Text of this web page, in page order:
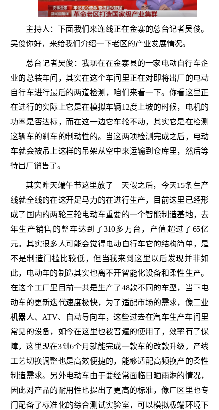
主持人：下面我们来连线正在金寨的总台记者吴俊。
吴俊你好，来给我们介绍一下老区的产业发展情况。
总台记者吴俊：我现在在金寨县的一家电动自行车企
业的总装车间，其实在这个车间里正在对即将出厂的电动
自行车进行最后的两道检测，咱们来看一下。你看这里正
在进行的实际上它是在模拟车辆12度上坡的时候，电机的
功率是否达标，而在这一边它车轮不动，其实它是在检测
这辆车的刹车的制动性的。当这两项检测完成之后，电动
车就会被吊上这样的吊架从空中来运输到仓库里，然后等
待出厂销售了。
其实昨天端午节这里放了一天假之后，今天15条生产
线就全线的在这开足马力的在进行生产，目前这里已经形
成了国内的两轮三轮电动车重要的一个智能制造基地，去
年生产销售的整车达到了310多万台，产值超过了65亿
元。其实很多人可能会觉得电动自行车它的结构简单，是
不是制造门槛比较低，但当我来到这里以后发现并非如
此，电动车的制造其实也离不开智能化设备和柔性生产。
在这个工厂里目前一共是生产了48款不同的车型，当下电
动车的更新迭代速度极快，为了适配市场的需求，像工业
机器人、ATV、自动导向车，这些过去在汽车生产车间里
常见的设备，如今在这里也被普遍的使用了，效率有了保
障，这里现在3到6个月就能完成一款车的改款升级，产线
工艺切换调整也是高效便捷的，能够适配高频换产的柔性
制造需求。另外电动车由于要经常面临日晒雨淋的情况，
因此对产品的耐用性也提出了更高的标准，像厂区里也专
门配备了标准化的综合测试实验室，可以模拟极端环境下